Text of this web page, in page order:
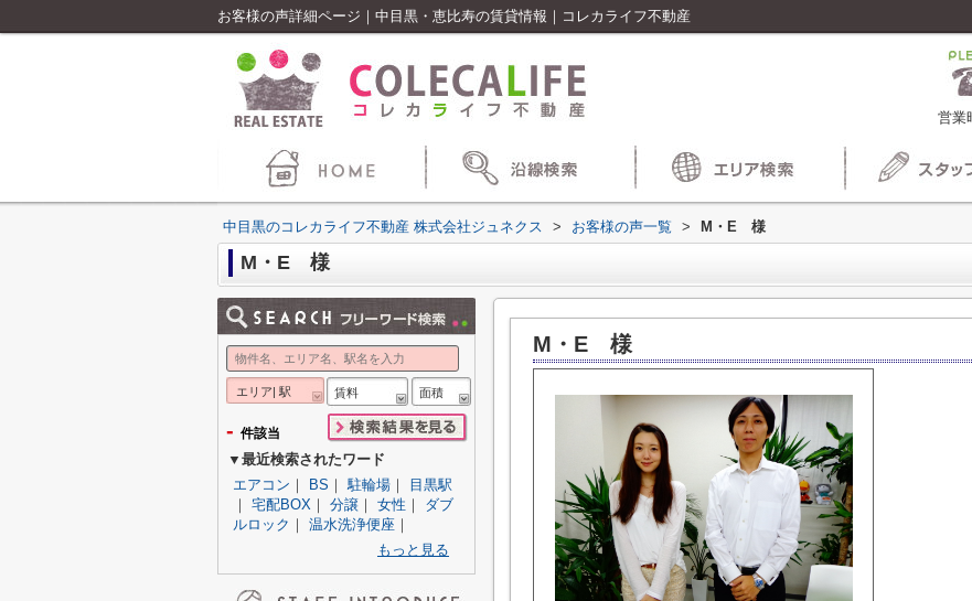
お客様の声詳細ページ｜中目黒・恵比寿の賃貸情報｜コレカライフ不動産
営業
中目黒のコレカライフ不動産 株式会社ジュネクス > お客様の声一覧 > M・E 様
M・E 様
M・E 様
エリア| 駅 賃料 面積
- 件該当
▼最近検索されたワード
エアコン ｜ BS ｜駐輪場 ｜
目黒駅
｜ 宅配BOX ｜ 分譲 ｜ 女性 ｜ ダブ
ルロック ｜ 温水洗浄便座 ｜
もっと見る